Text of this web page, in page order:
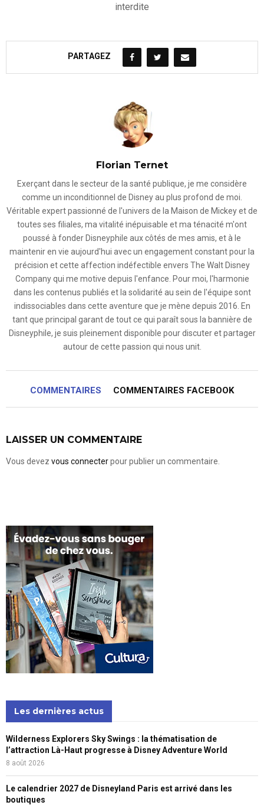
interdite
PARTAGEZ
Florian Ternet
Exerçant dans le secteur de la santé publique, je me considère
comme un inconditionnel de Disney au plus profond de moi.
Véritable expert passionné de l'univers de la Maison de Mickey et de
toutes ses filiales, ma vitalité inépuisable et ma ténacité m'ont
poussé à fonder Disneyphile aux côtés de mes amis, et à le
maintenir en vie aujourd'hui avec un engagement constant pour la
précision et cette affection indéfectible envers The Walt Disney
Company qui me motive depuis l'enfance. Pour moi, l'harmonie
dans les contenus publiés et la solidarité au sein de l'équipe sont
indissociables dans cette aventure que je mène depuis 2016. En
tant que principal garant de tout ce qui paraît sous la bannière de
Disneyphile, je suis pleinement disponible pour discuter et partager
autour de cette passion qui nous unit.
COMMENTAIRES COMMENTAIRES FACEBOOK
LAISSER UN COMMENTAIRE
Vous devez vous connecterpour publier un commentaire.
Les dernières actus
Wilderness Explorers Sky Swings : la thématisation de
l’attraction Là-Haut progresse à Disney Adventure World
8 août 2026
Le calendrier 2027 de Disneyland Paris est arrivé dans les
boutiques